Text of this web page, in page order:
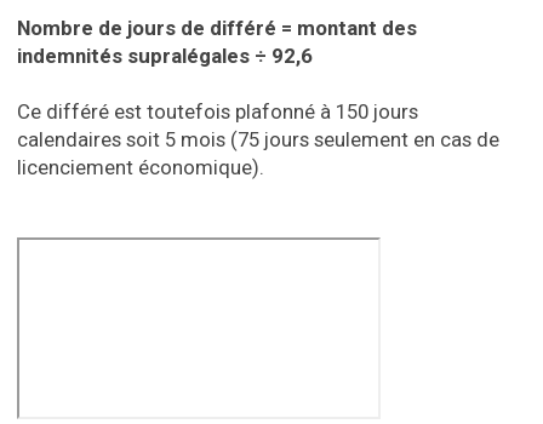
Nombre de jours de différé = montant des
indemnités supralégales ÷ 92,6
Ce différé est toutefois plafonné à 150 jours
calendaires soit 5 mois (75 jours seulement en cas de
licenciement économique).